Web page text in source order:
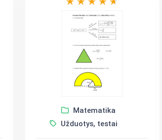
Matematika
Užduotys, testai